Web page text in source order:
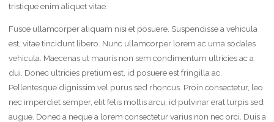
tristique enim aliquet vitae.
Fusce ullamcorper aliquam nisi et posuere. Suspendisse a vehicula
est, vitae tincidunt libero. Nunc ullamcorper lorem ac urna sodales
vehicula. Maecenas ut mauris non sem condimentum ultricies ac a
dui. Donec ultricies pretium est, id posuere est fringilla ac.
Pellentesque dignissim vel purus sed rhoncus. Proin consectetur, leo
nec imperdiet semper, elit felis mollis arcu, id pulvinar erat turpis sed
augue. Donec a neque a lorem consectetur varius non nec orci. Duis a